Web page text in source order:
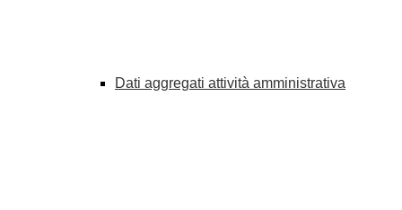
Dati aggregati attività amministrativa